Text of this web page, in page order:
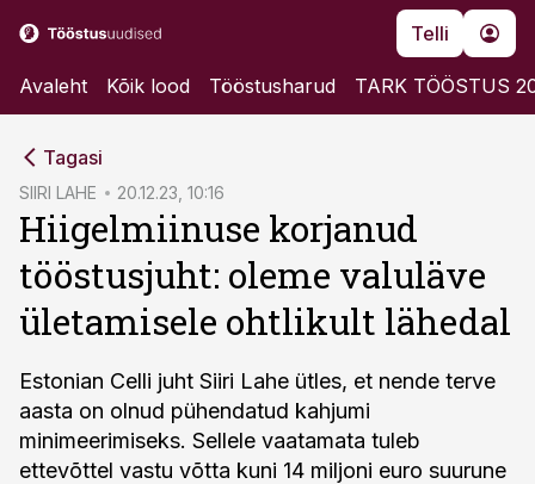
Telli
Avaleht Kõik lood Tööstusharud TARK TÖÖSTUS
Tagasi
SIIRI LAHE 20.12.23, 10:16
Hiigelmiinuse korjanud
tööstusjuht: oleme valuläve
ületamisele ohtlikult lähedal
Estonian Celli juht Siiri Lahe ütles, et nende terve
aasta on olnud pühendatud kahjumi
minimeerimiseks. Sellele vaatamata tuleb
ettevõttel vastu võtta kuni 14 miljoni euro suurune